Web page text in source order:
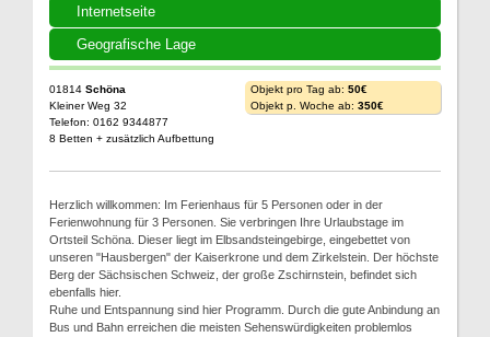
Internetseite
Geografische Lage
01814 Schöna
Kleiner Weg 32
Telefon: 0162 9344877
8 Betten + zusätzlich Aufbettung
Objekt pro Tag ab: 50€
Objekt p. Woche ab: 350€
Herzlich willkommen: Im Ferienhaus für 5 Personen oder in der
Ferienwohnung für 3 Personen. Sie verbringen Ihre Urlaubstage im
Ortsteil Schöna. Dieser liegt im Elbsandsteingebirge, eingebettet von
unseren "Hausbergen" der Kaiserkrone und dem Zirkelstein. Der höchste
Berg der Sächsischen Schweiz, der große Zschirnstein, befindet sich
ebenfalls hier.
Ruhe und Entspannung sind hier Programm. Durch die gute Anbindung an
Bus und Bahn erreichen die meisten Sehenswürdigkeiten problemlos